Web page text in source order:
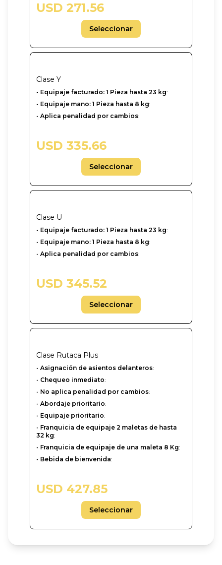
USD 271.56
Seleccionar
Clase Y
-‎ Equipaje facturado: 1 Pieza hasta 23 kg:
- Equipaje mano: 1 Pieza hasta 8 kg:
- Aplica penalidad por cambios:
USD 335.66
Seleccionar
Clase U
-‎ Equipaje facturado: 1 Pieza hasta 23 kg:
- Equipaje mano: 1 Pieza hasta 8 kg:
- Aplica penalidad por cambios:
USD 345.52
Seleccionar
Clase Rutaca Plus
- Asignación de asientos delanteros:
- Chequeo inmediato:
- No aplica penalidad por cambios:
- Abordaje prioritario:
- Equipaje prioritario:
- Franquicia de equipaje 2 maletas de hasta
32 kg:
- Franquicia de equipaje de una maleta 8 Kg:
- Bebida de bienvenida:
USD 427.85
Seleccionar